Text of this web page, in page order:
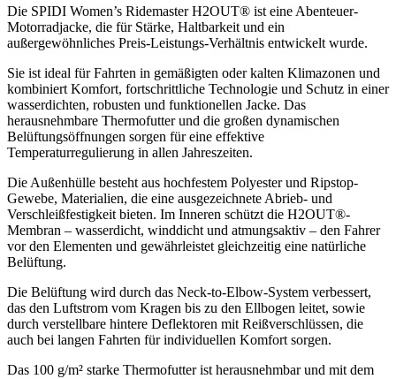
Die SPIDI Women’s Ridemaster H2OUT® ist eine Abenteuer-
Motorradjacke, die für Stärke, Haltbarkeit und ein
außergewöhnliches Preis-Leistungs-Verhältnis entwickelt wurde.
Sie ist ideal für Fahrten in gemäßigten oder kalten Klimazonen und
kombiniert Komfort, fortschrittliche Technologie und Schutz in einer
wasserdichten, robusten und funktionellen Jacke. Das
herausnehmbare Thermofutter und die großen dynamischen
Belüftungsöffnungen sorgen für eine effektive
Temperaturregulierung in allen Jahreszeiten.
Die Außenhülle besteht aus hochfestem Polyester und Ripstop-
Gewebe, Materialien, die eine ausgezeichnete Abrieb- und
Verschleißfestigkeit bieten. Im Inneren schützt die H2OUT®-
Membran – wasserdicht, winddicht und atmungsaktiv – den Fahrer
vor den Elementen und gewährleistet gleichzeitig eine natürliche
Belüftung.
Die Belüftung wird durch das Neck-to-Elbow-System verbessert,
das den Luftstrom vom Kragen bis zu den Ellbogen leitet, sowie
durch verstellbare hintere Deflektoren mit Reißverschlüssen, die
auch bei langen Fahrten für individuellen Komfort sorgen.
Das 100 g/m² starke Thermofutter ist herausnehmbar und mit dem